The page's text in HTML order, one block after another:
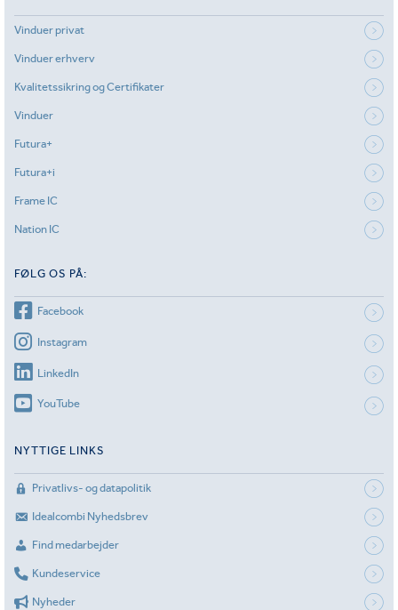
Vinduer privat
Vinduer erhverv
Kvalitetssikring og Certifikater
Vinduer
Futura+
Futura+i
Frame IC
Nation IC
FØLG OS PÅ:
Facebook
Instagram
LinkedIn
YouTube
NYTTIGE LINKS
Privatlivs- og datapolitik
Idealcombi Nyhedsbrev
Find medarbejder
Kundeservice
Nyheder